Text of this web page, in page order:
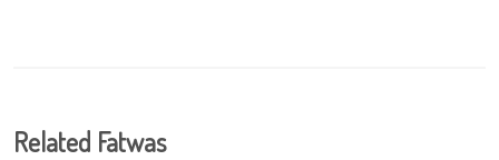
Related Fatwas